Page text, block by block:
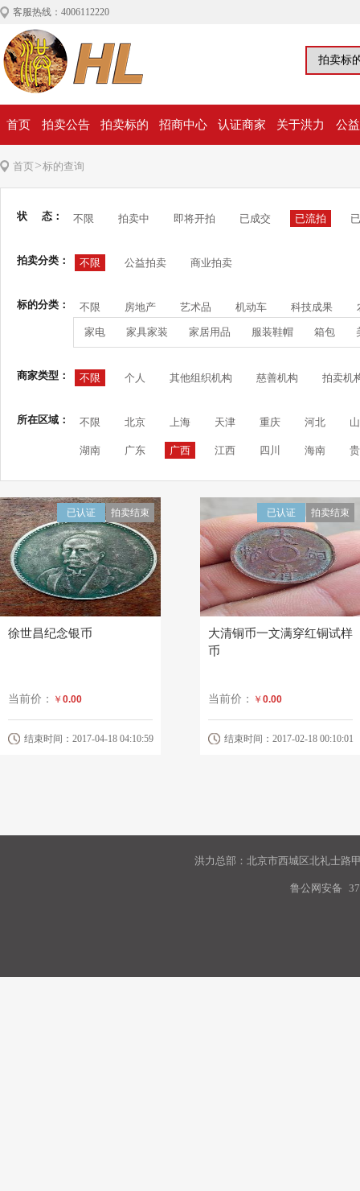
客服热线：4006112220
首页 拍卖公告 拍卖标的 招商中心 认证商家 关于洪力 公
首页>标的查询
状 态： 不限 拍卖中 即将开拍 已成交 已流拍
拍卖分类： 不限 公益拍卖 商业拍卖
标的分类： 不限 房地产 艺术品 机动车 科技成果
家电 家具家装 家居用品 服装鞋帽 箱包
商家类型： 不限 个人 其他组织机构 慈善机构 拍卖机
所在区域： 不限 北京 上海 天津 重庆 河北
湖南 广东 广西 江西 四川 海南
拍卖结束
已认证
徐世昌纪念银币
当前价： ￥ 0.00
结束时间：2017-04-18 04:10:59
拍卖结束
已认证
大清铜币一文满穿红铜试样
币
当前价： ￥ 0.00
结束时间：2017-02-18 00:10:01
洪力总部：北京市西城区北礼士路
鲁公网安备